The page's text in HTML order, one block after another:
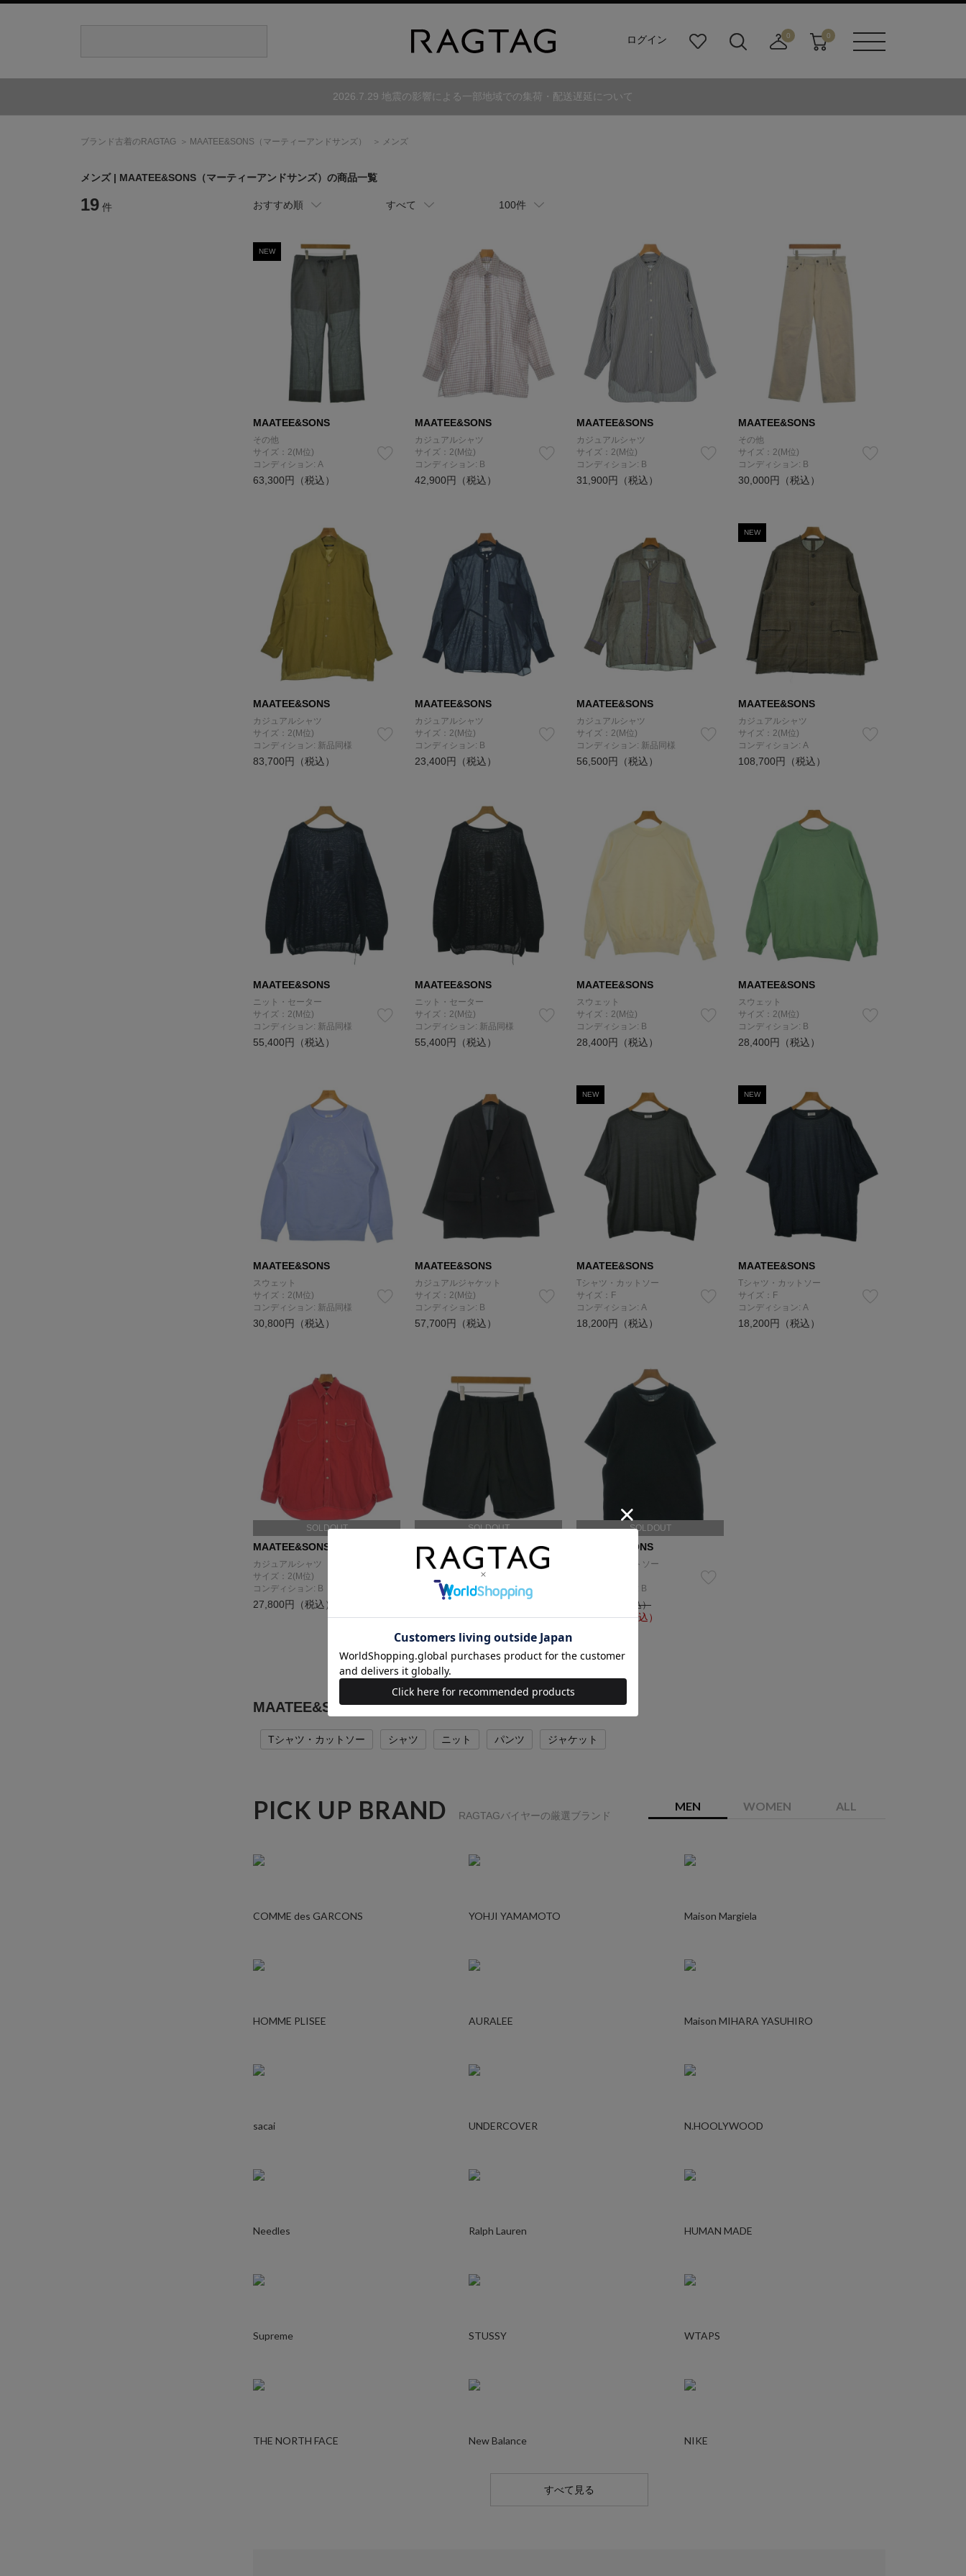
ログイン
り
ダ
0
寄
0
2026.7.29 地震の影響による一部地域での集荷・配送遅延について
ブランド古着のRAGTAG MAATEE&SONS （マーティーアンドサンズ） メンズ
メンズ | MAATEE&SONS （マーティーアンドサンズ） の商品一覧
19 件 おすすめ順 すべて 100件
NEW
MAATEE&SONS
その他
サイズ：2(M位)
コンディション: A
63,300円（税込）
MAATEE&SONS
カジュアルシャツ
サイズ：2(M位)
コンディション: B
42,900円（税込）
MAATEE&SONS
カジュアルシャツ
サイズ：2(M位)
コンディション: B
31,900円（税込）
MAATEE&SONS
その他
サイズ：2(M位)
コンディション: B
30,000円（税込）
MAATEE&SONS
カジュアルシャツ
サイズ：2(M位)
コンディション: 新品同様
83,700円（税込）
MAATEE&SONS
カジュアルシャツ
サイズ：2(M位)
コンディション: B
23,400円（税込）
MAATEE&SONS
カジュアルシャツ
サイズ：2(M位)
コンディション: 新品同様
56,500円（税込）
NEW
MAATEE&SONS
カジュアルシャツ
サイズ：2(M位)
コンディション: A
108,700円（税込）
MAATEE&SONS
ニット・セーター
サイズ：2(M位)
コンディション: 新品同様
55,400円（税込）
MAATEE&SONS
ニット・セーター
サイズ：2(M位)
コンディション: 新品同様
55,400円（税込）
MAATEE&SONS
スウェット
サイズ：2(M位)
コンディション: B
28,400円（税込）
MAATEE&SONS
スウェット
サイズ：2(M位)
コンディション: B
28,400円（税込）
MAATEE&SONS
スウェット
サイズ：2(M位)
コンディション: 新品同様
30,800円（税込）
MAATEE&SONS
カジュアルジャケット
サイズ：2(M位)
コンディション: B
57,700円（税込）
NEW
MAATEE&SONS
Tシャツ・カットソー
サイズ：F
コンディション: A
18,200円（税込）
NEW
MAATEE&SONS
Tシャツ・カットソー
サイズ：F
コンディション: A
18,200円（税込）
SOLDOUT
MAATEE&SONS
カジュアルシャツ
サイズ：2(M位)
コンディション: B
27,800円（税込）
SOLDOUT
MAATEE&SONS
ショートパンツ
コンディション: A
SOLDOUT
MAATEE&SONS
Tシャツ・カットソー
コンディション: B
18,400円（税込）
11,040円（税込）
MAATEE&SONSの他のカテゴリから探す
Tシャツ・カットソー シャツ ニット パンツ ジャケット
PICK UP BRAND RAGTAGバイヤーの厳選ブランド
MEN WOMEN ALL
COMME des GARCONS YOHJI YAMAMOTO Maison Margiela
HOMME PLISEE AURALEE Maison MIHARA YASUHIRO
sacai UNDERCOVER N.HOOLYWOOD
Needles Ralph Lauren HUMAN MADE
Supreme STUSSY WTAPS
THE NORTH FACE New Balance NIKE
すべて見る